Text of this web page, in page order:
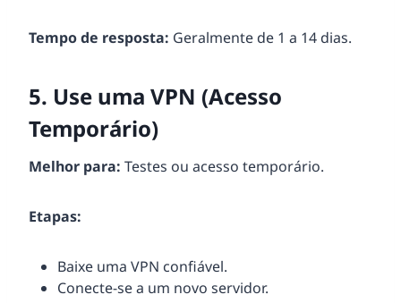
Tempo de resposta: Geralmente de 1 a 14 dias.
5. Use uma VPN (Acesso
Temporário)
Melhor para: Testes ou acesso temporário.
Etapas:
Baixe uma VPN confiável.
Conecte-se a um novo servidor.